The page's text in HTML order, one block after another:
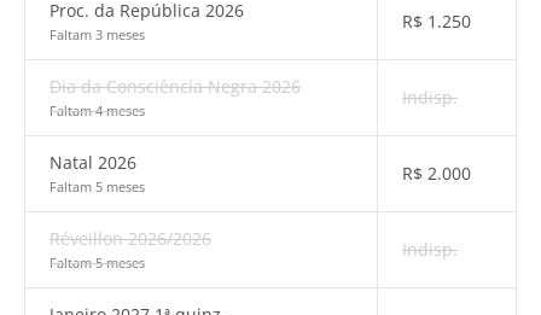
Proc. da República 2026
Faltam 3 meses
R$ 1.250
Dia da Consciência Negra 2026
Faltam 4 meses
Indisp.
Natal 2026
Faltam 5 meses
R$ 2.000
Réveillon 2026/2026
Faltam 5 meses
Indisp.